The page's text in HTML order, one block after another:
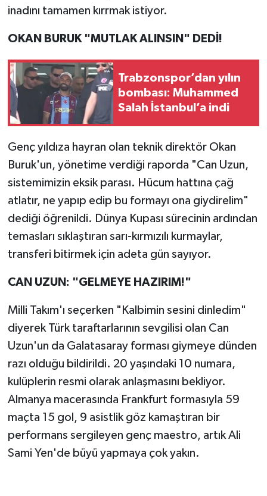
inadını tamamen kırrmak istiyor.
OKAN BURUK "MUTLAK ALINSIN" DEDİ!
Trabzonspor’dan yılın
bombası: Muhammed
Salah İstanbul’a indi
Genç yıldıza hayran olan teknik direktör Okan
Buruk'un, yönetime verdiği raporda "Can Uzun,
sistemimizin eksik parası. Hücum hattına çağ
atlatır, ne yapıp edip bu formayı ona giydirelim"
dediği öğrenildi. Dünya Kupası sürecinin ardından
temasları sıklaştıran sarı-kırmızılı kurmaylar,
transferi bitirmek için adeta gün sayıyor.
CAN UZUN: "GELMEYE HAZIRIM!"
Milli Takım'ı seçerken "Kalbimin sesini dinledim"
diyerek Türk taraftarlarının sevgilisi olan Can
Uzun'un da Galatasaray forması giymeye dünden
razı olduğu bildirildi. 20 yaşındaki 10 numara,
kulüplerin resmi olarak anlaşmasını bekliyor.
Almanya macerasında Frankfurt formasıyla 59
maçta 15 gol, 9 asistlik göz kamaştıran bir
performans sergileyen genç maestro, artık Ali
Sami Yen'de büyü yapmaya çok yakın.